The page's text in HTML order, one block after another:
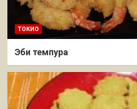
ТОКИО
Эби темпура